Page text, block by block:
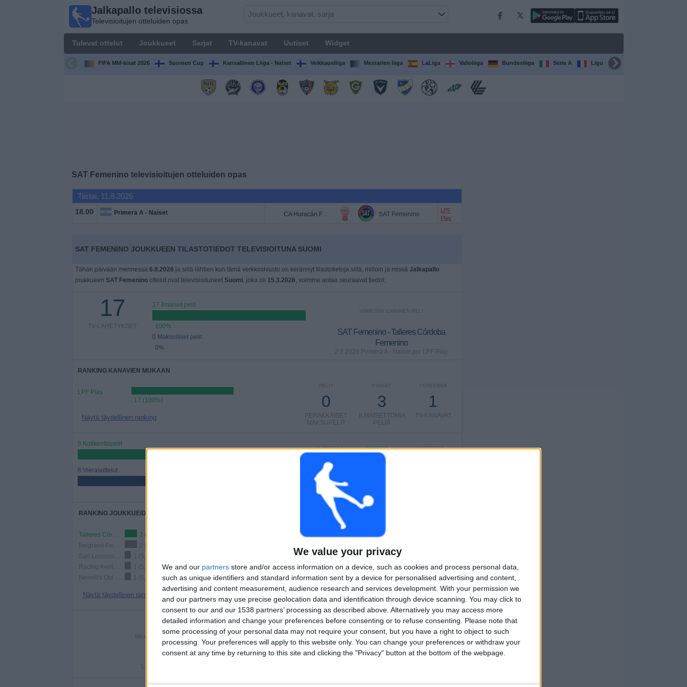
We value your privacy
We and our partners store and/or access information on a device, such as cookies and process personal data,
such as unique identifiers and standard information sent by a device for personalised advertising and content,
advertising and content measurement, audience research and services development. With your permission we
and our partners may use precise geolocation data and identification through device scanning. You may click to
consent to our and our 1538 partners’ processing as described above. Alternatively you may access more
detailed information and change your preferences before consenting or to refuse consenting.
Please note that
some processing of your personal data may not require your consent, but you have a right to object to such
processing. Your preferences will apply to this website only. You can change your preferences or withdraw your
consent at any time by returning to this site and clicking the "Privacy" button at the bottom of the webpage.
Jalkapallo televisiossa
Televisioitujen otteluiden opas
Tulevat ottelut Joukkueet Sarjat TV-kanavat Uutiset Widget
FIFA MM-kisat 2026 Suomen Cup Kansallinen Liiga - Naiset Veikkausliiga Mestarien liiga LaLiga Valioliiga Bundesliiga Serie A Ligue 1
SAT Femenino televisioitujen otteluiden opas
Tiistai, 11.8.2026
18.00 Primera A - Naiset CA Huracán Femenino SAT Femenino
LPF
Play
SAT FEMENINO JOUKKUEEN TILASTOTIEDOT TELEVISIOITUNA SUOMI
Tähän päivään mennessä 6.8.2026 ja siitä lähtien kun tämä verkkosivusto on kerännyt tilastotietoja siitä, milloin ja missä Jalkapallo
joukkueen SAT Femeninoottelut ovat televisioituneet Suomi, joka oli 15.3.2026, voimme antaa seuraavat tiedot:
17
TV-LÄHETYKSET
17 Ilmaiset pelit
100%
0 Maksulliset pelit
0%
VIIMEISIN ILMAINEN PELI
SAT Femenino - Talleres Córdoba
Femenino
2.8.2026 Primera A - Naiset por LPF Play
RANKING KANAVIEN MUKAAN
LPF Play
17 (100%)
Näytä täydellinen ranking
YHTEENSÄ
1
TV-KANAVAT
PÄIVÄT
3
ILMAISETTOMIA
PELIÄ
PELIT
0
PERÄKKÄISET
MAKSUPELIT
9 Kotikenttäpelit
8 Vierasottelut
YHTEENSÄ
MAKSIMI
YHTEENSÄ
1
KILPAILUT
RANKING JOUKKUEIDEN MUKAAN
Talleres Córdoba Femenino
2 (11,76%)
2 (11,76%)
1 (5,88%)
1 (5,88%)
1 (5,88%)
Näytä täydellinen ranking
RANKING KILPAILUJEN MUKAAN
Primera A - Naiset
Näytä täydellinen ranking
PELIT VIIKONPÄIVIEN MUKAAN
MAANANTAI
5,88%
TIISTAI
-
KESKIVIIKKO
2 -
PERJANTAI
3
LAUANTAI
4
SUKUPUOLI
7
Jalkapallo
televisiossa
Televisioitujen
otteluiden opas